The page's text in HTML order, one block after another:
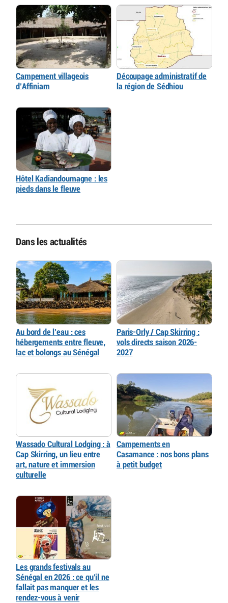
Campement villageois
d’Affiniam
Découpage administratif de
la région de Sédhiou
Hôtel Kadiandoumagne : les
pieds dans le fleuve
Dans les actualités
Au bord de l’eau : ces
hébergements entre fleuve,
lac et bolongs au Sénégal
Paris-Orly / Cap Skirring :
vols directs saison 2026-
2027
Wassado Cultural Lodging : à
Cap Skirring, un lieu entre
art, nature et immersion
culturelle
Campements en
Casamance : nos bons plans
à petit budget
Les grands festivals au
Sénégal en 2026 : ce qu’il ne
fallait pas manquer et les
rendez-vous à venir